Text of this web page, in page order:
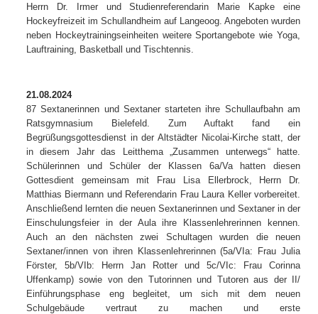
Herrn Dr. Irmer und Studienreferendarin Marie Kapke eine
Hockeyfreizeit im Schullandheim auf Langeoog. Angeboten wurden
neben Hockeytrainingseinheiten weitere Sportangebote wie Yoga,
Lauftraining, Basketball und Tischtennis.
21.08.2024
87 Sextanerinnen und Sextaner starteten ihre Schullaufbahn am
Ratsgymnasium Bielefeld. Zum Auftakt fand ein
Begrüßungsgottesdienst in der Altstädter Nicolai-Kirche statt, der
in diesem Jahr das Leitthema „Zusammen unterwegs“ hatte.
Schülerinnen und Schüler der Klassen 6a/Va hatten diesen
Gottesdient gemeinsam mit Frau Lisa Ellerbrock, Herrn Dr.
Matthias Biermann und Referendarin Frau Laura Keller vorbereitet.
Anschließend lernten die neuen Sextanerinnen und Sextaner in der
Einschulungsfeier in der Aula ihre Klassenlehrerinnen kennen.
Auch an den nächsten zwei Schultagen wurden die neuen
Sextaner/innen von ihren Klassenlehrerinnen (5a/VIa: Frau Julia
Förster, 5b/VIb: Herrn Jan Rotter und 5c/VIc: Frau Corinna
Uffenkamp) sowie von den Tutorinnen und Tutoren aus der II/
Einführungsphase eng begleitet, um sich mit dem neuen
Schulgebäude vertraut zu machen und erste